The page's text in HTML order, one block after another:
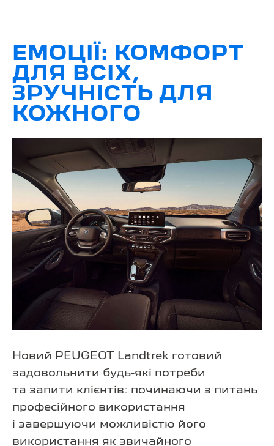
ЕМОЦІЇ: КОМФОРТ
ДЛЯ ВСІХ,
ЗРУЧНІСТЬ ДЛЯ
КОЖНОГО
Новий PEUGEOT Landtrek готовий
задовольнити будь-які потреби
та запити клієнтів: починаючи з питань
професійного використання
і завершуючи можливістю його
використання як звичайного